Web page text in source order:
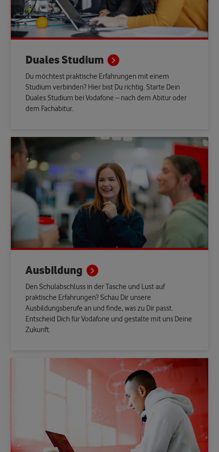
DualesStudium
Du möchtest praktische Erfahrungen mit einem
Studium verbinden? Hier bist Du richtig. Starte Dein
Duales Studium bei Vodafone – nach dem Abitur oder
dem Fachabitur.
Ausbildung
Den Schulabschluss in der Tasche und Lust auf
praktische Erfahrungen? Schau Dir unsere
Ausbildungsberufe an und finde, was zu Dir passt.
Entscheid Dich für Vodafone und gestalte mit uns Deine
Zukunft.